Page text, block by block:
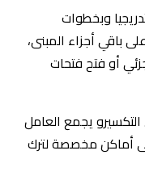
تدريجيا وبخطوات
باقي أجزاء المبنى،
أو فتح فتحات
يجمع العامل
أماكن مخصصة لترك